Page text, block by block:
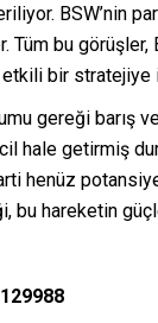
BSW’nin
bu
bir stratejiye
gereği barış
hale getirmiş
henüz
bu hareketin